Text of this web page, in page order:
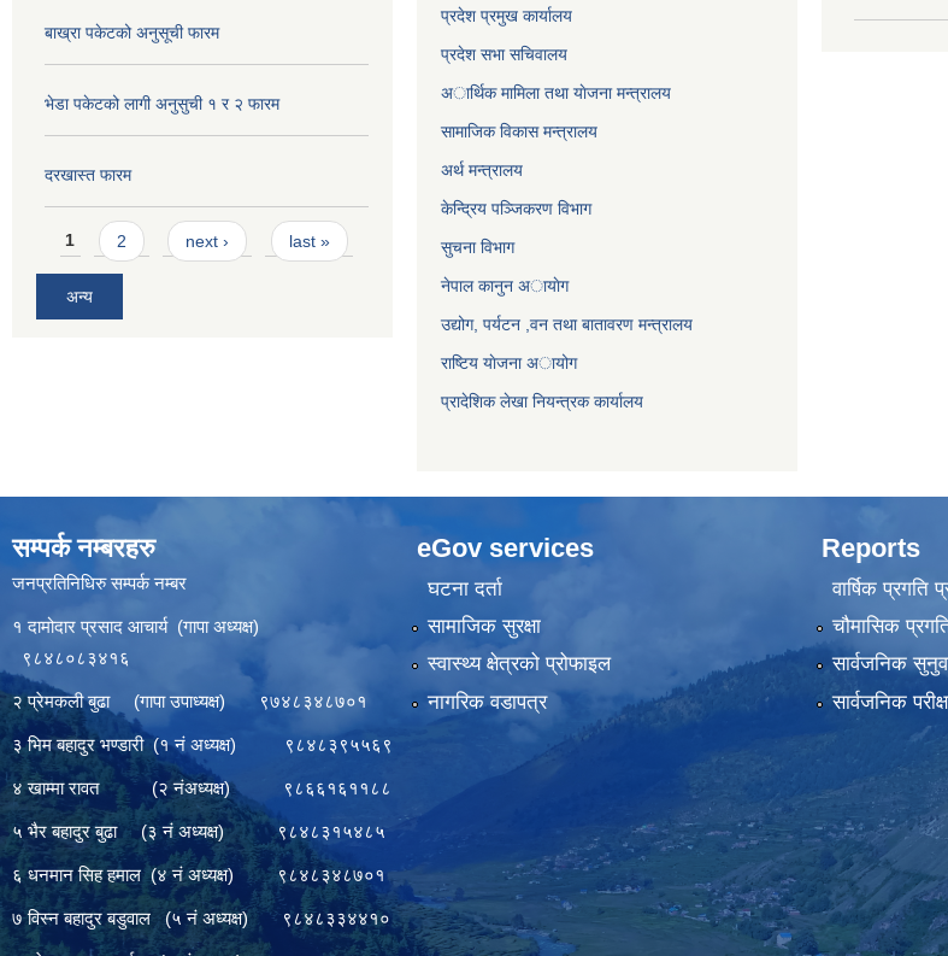
बाख्रा पकेटको अनुसूची फारम
भेडा पकेटको लागी अनुसुची १ र २ फारम
दरखास्त फारम
Pages
1 2 next › last »
अन्य
प्रदेश प्रमुख कार्यालय
प्रदेश सभा सचिवालय
अार्थिक मामिला तथा याेजना मन्त्रालय
सामाजिक विकास मन्त्रालय
अर्थ मन्त्रालय
केन्द्रिय पञ्जिकरण विभाग
सुचना विभाग
नेपाल कानुन अायाेग
उद्योग, पर्यटन ,वन तथा बातावरण मन्त्रालय
राष्टिय याेजना अायोग
प्रादेशिक लेखा नियन्त्रक कार्यालय
सम्पर्क नम्बरहरु
जनप्रतिनिधिरु सम्पर्क नम्बर
१ दामोदार प्रसाद आचार्य (गापा अध्यक्ष)
९८४८०८३४१६
२ प्रेमकली बुढा (गापा उपाध्यक्ष) ९७४८३४८७०१
३ भिम बहादुर भण्डारी (१ नं अध्यक्ष) ९८४८३९५५६९
४ खाम्मा रावत (२ नंअध्यक्ष) ९८६६१६११८८
५ भैर बहादुर बुढा (३ नं अध्यक्ष) ९८४८३१५४८५
६ धनमान सिह हमाल (४ नं अध्यक्ष) ९८४८३४८७०१
७ विस्न बहादुर बडुवाल (५ नं अध्यक्ष) ९८४८३३४४१०
eGov services
घटना दर्ता
सामाजिक सुरक्षा
स्वास्थ्य क्षेत्रको प्रोफाइल
नागरिक वडापत्र
Reports
वार्षिक प्रगति
चौमासिक
सार्वजनिक
सार्वजनिक